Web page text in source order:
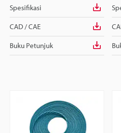
Spesifikasi
CAD / CAE
Buku Petunjuk